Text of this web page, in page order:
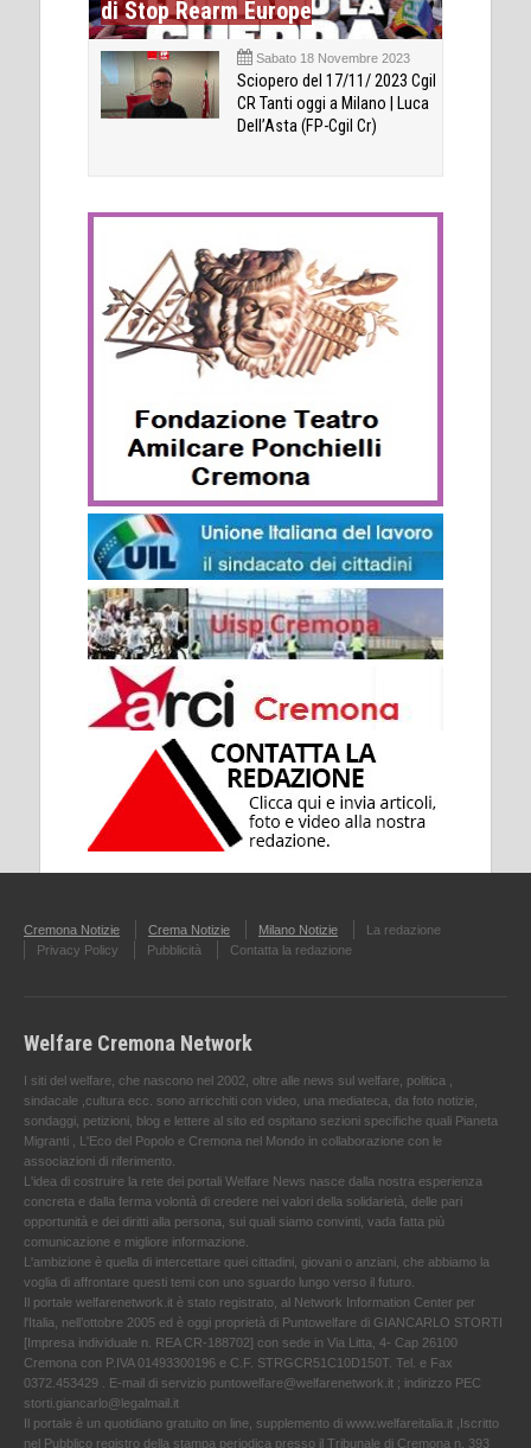
di Stop Rearm Europe
Sabato 18 Novembre 2023
Sciopero del 17/11/ 2023 Cgil
CR Tanti oggi a Milano | Luca
Dell’Asta (FP-Cgil Cr)
Cremona Notizie Crema Notizie Milano Notizie
La redazione
Privacy Policy
Pubblicità Contatta la redazione
Welfare Cremona Network
I siti del welfare, che nascono nel 2002, oltre alle news sul welfare, politica ,
sindacale ,cultura ecc. sono arricchiti con video, una mediateca, da foto notizie,
sondaggi, petizioni, blog e lettere al sito ed ospitano sezioni specifiche quali Pianeta
Migranti , L'Eco del Popolo e Cremona nel Mondo in collaborazione con le
associazioni di riferimento.
L'idea di costruire la rete dei portali Welfare News nasce dalla nostra esperienza
concreta e dalla ferma volontà di credere nei valori della solidarietà, delle pari
opportunità e dei diritti alla persona, sui quali siamo convinti, vada fatta più
comunicazione e migliore informazione.
L'ambizione è quella di intercettare quei cittadini, giovani o anziani, che abbiamo la
voglia di affrontare questi temi con uno sguardo lungo verso il futuro.
Il portale welfarenetwork.it è stato registrato, al Network Information Center per
l'Italia, nell’ottobre 2005 ed è oggi proprietà di Puntowelfare di GIANCARLO STORTI
[Impresa individuale n. REA CR-188702] con sede in Via Litta, 4- Cap 26100
Cremona con P.IVA 01493300196 e C.F. STRGCR51C10D150T. Tel. e Fax
0372.453429 . E-mail di servizio puntowelfare@welfarenetwork.it ; indirizzo PEC
storti.giancarlo@legalmail.it
Il portale è un quotidiano gratuito on line, supplemento di www.welfareitalia.it ,Iscritto
nel Pubblico registro della stampa periodica presso il Tribunale di Cremona n. 393